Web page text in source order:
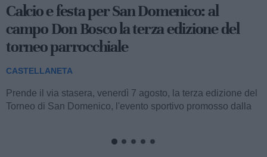
Occhiali da sole in dono ai bambini della
Pediatria del San Pio
CASTELLANETA
Stamane, nella struttura semplice di Pediatria dell’ospedale
San Pio di Castellaneta, sono stati donati occhiali da sole ai
bambini in cura....